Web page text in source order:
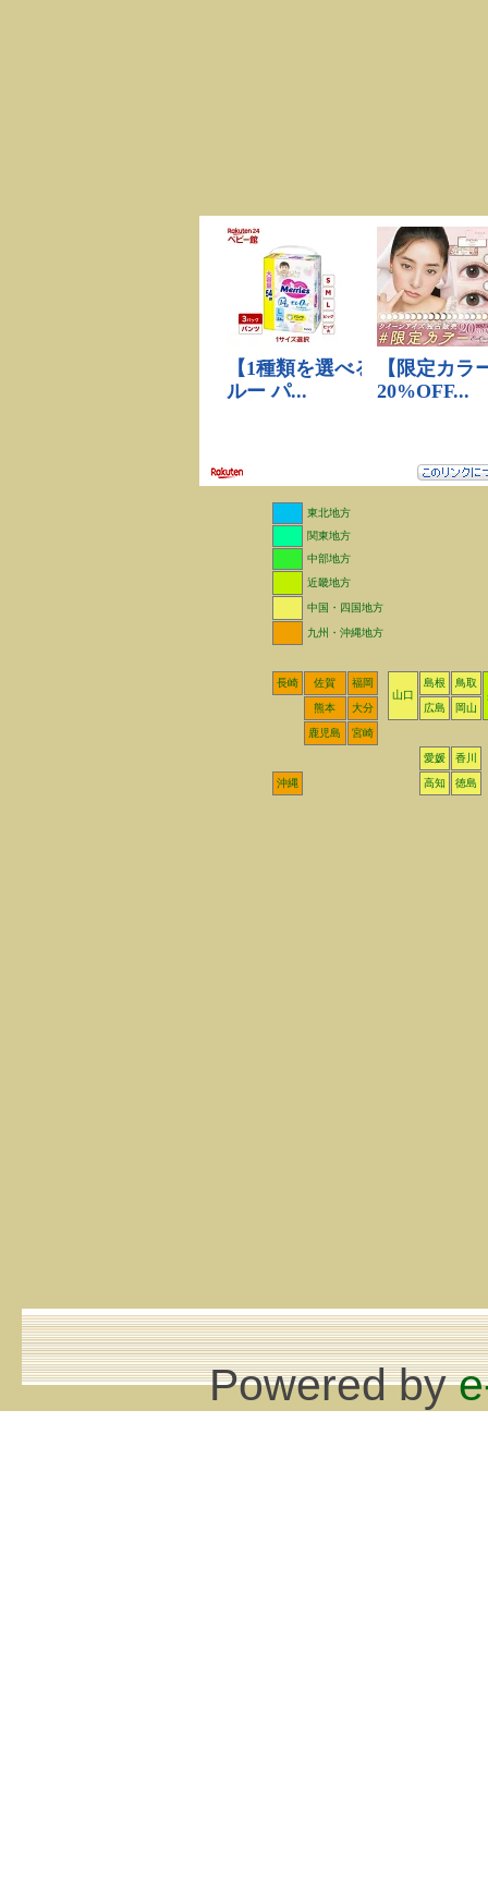
東北地方
関東地方
中部地方
近畿地方
中国・四国地方
九州・沖縄地方
長崎 佐賀
福岡
山口
島根
鳥取
熊本
大分 広島 岡山
鹿児島 宮崎
愛媛 香川
沖縄 高知 徳島
Powered by